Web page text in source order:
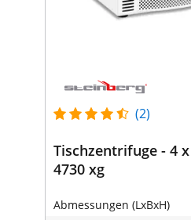
(2)
Tischzentrifuge - 4
4730 xg
Abmessungen (LxBxH)